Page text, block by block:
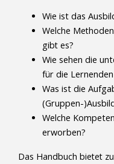
Wie ist das
Welche
gibt es?
Wie sehen die
für die Lernenden
Was ist die
(Gruppen-
Welche
erworben?
Das Handbuch bietet